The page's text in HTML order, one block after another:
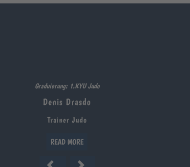
Graduierung: 1. DAN Judo
Ronny Drasdo
Trainer Judo
READ MORE